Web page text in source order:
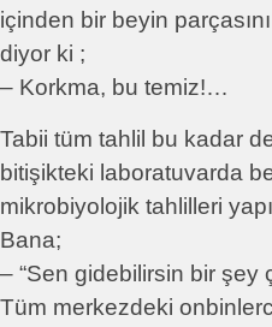
içinden bir beyin
diyor ki ;
– Korkma, bu temiz!…
Tabii tüm tahlil bu kadar
bitişikteki laboratuvarda
mikrobiyolojik tahlilleri
Bana;
– “Sen gidebilirsin bir şey
Tüm merkezdeki